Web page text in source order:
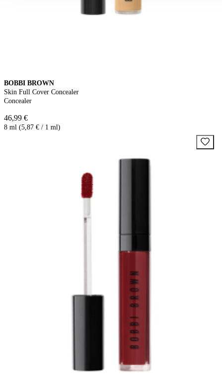
BOBBI BROWN
Skin Full Cover Concealer
Concealer
46,99 €
8 ml (5,87 € / 1 ml)